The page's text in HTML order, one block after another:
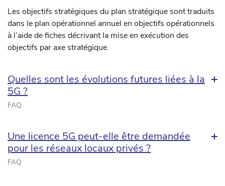
Les objectifs stratégiques du plan stratégique sont traduits
dans le plan opérationnel annuel en objectifs opérationnels
à l’aide de fiches décrivant la mise en exécution des
objectifs par axe stratégique.
Quelles sont les évolutions futures liées à la
5G ?
FAQ
Une licence 5G peut-elle être demandée
pour les réseaux locaux privés ?
FAQ